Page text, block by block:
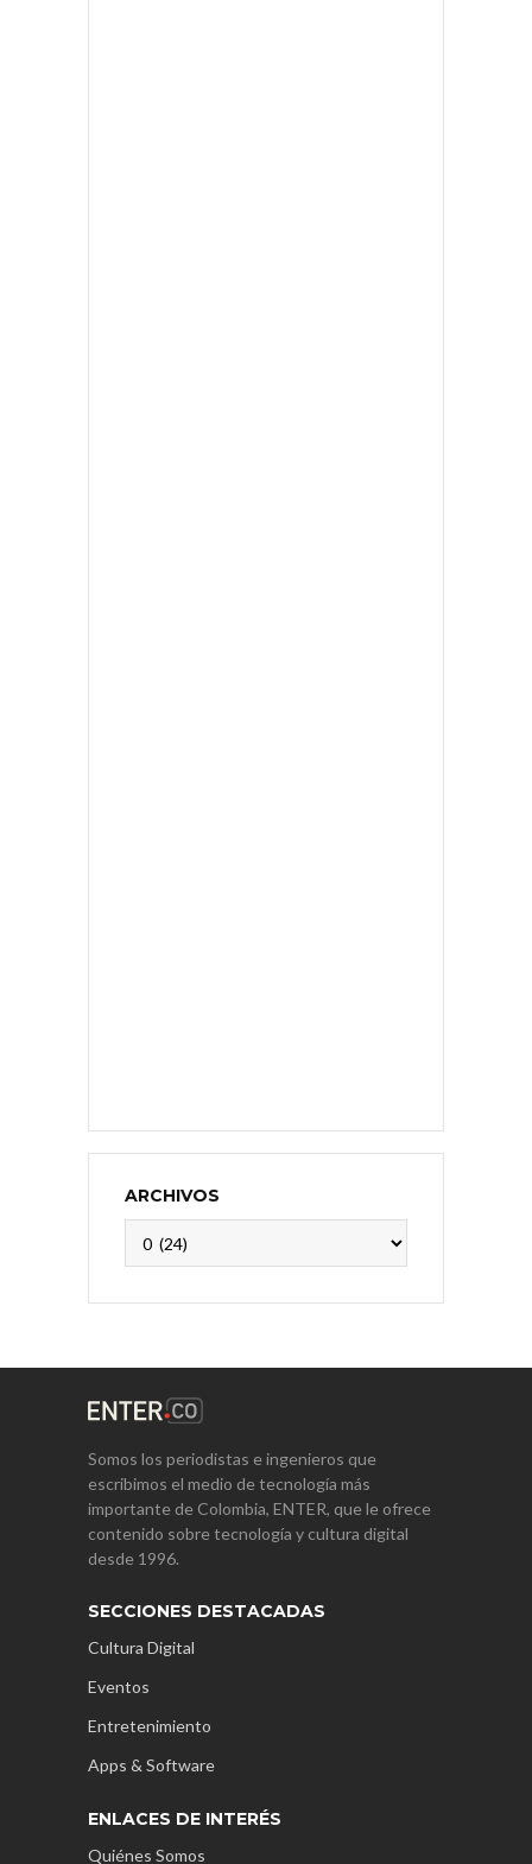
ARCHIVOS
Somos los periodistas e ingenieros que
escribimos el medio de tecnología más
importante de Colombia, ENTER, que le ofrece
contenido sobre tecnología y cultura digital
desde 1996.
SECCIONES DESTACADAS
Cultura Digital
Eventos
Entretenimiento
Apps & Software
ENLACES DE INTERÉS
Quiénes Somos